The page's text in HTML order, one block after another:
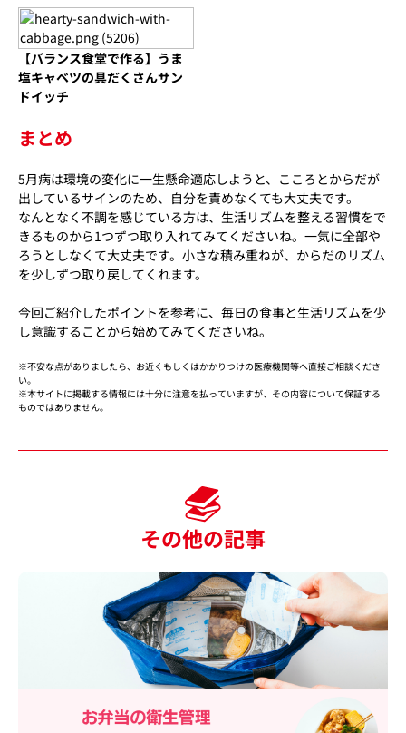
【バランス食堂で作る】うま
塩キャベツの具だくさんサン
ドイッチ
まとめ
5月病は環境の変化に一生懸命適応しようと、こころとからだが
出しているサインのため、自分を責めなくても大丈夫です。
なんとなく不調を感じている方は、生活リズムを整える習慣をで
きるものから1つずつ取り入れてみてくださいね。一気に全部や
ろうとしなくて大丈夫です。小さな積み重ねが、からだのリズム
を少しずつ取り戻してくれます。
今回ご紹介したポイントを参考に、毎日の食事と生活リズムを少
し意識することから始めてみてくださいね。
※不安な点がありましたら、お近くもしくはかかりつけの医療機関等へ直接ご相談くださ
い。
※本サイトに掲載する情報には十分に注意を払っていますが、その内容について保証する
ものではありません。
その他の記事